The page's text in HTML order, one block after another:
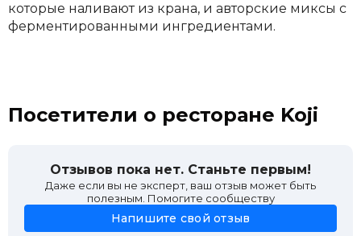
которые наливают из крана, и авторские миксы с
ферментированными ингредиентами.
Посетители о ресторане Koji
Отзывов пока нет. Станьте первым!
Даже если вы не эксперт, ваш отзыв может быть
полезным. Помогите сообществу
Напишите свой отзыв